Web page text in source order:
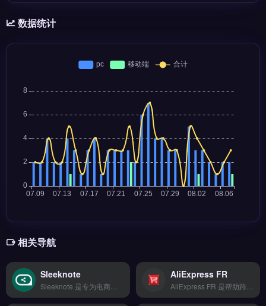
数据统计
相关导航
Sleeknote AliExpress FR